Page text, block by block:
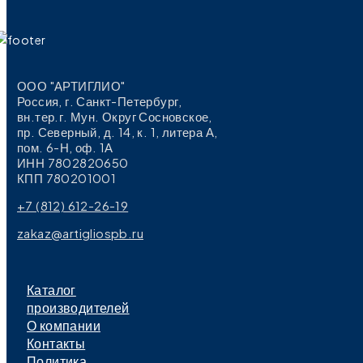
ООО "АРТИГЛИО"
Россия, г. Санкт-Петербург,
вн.тер.г. Мун. Округ Сосновское,
пр. Северный, д. 14, к. 1, литера А,
пом. 6-Н, оф. 1А
ИНН 7802820650
КПП 780201001
+7 (812) 612-26-19
zakaz@artigliospb.ru
Каталог
производителей
О компании
Контакты